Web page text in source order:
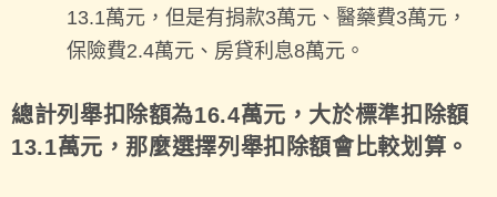
13.1萬元，但是有捐款3萬元、醫藥費3萬元，
保險費2.4萬元、房貸利息8萬元。
總計列舉扣除額為16.4萬元，大於標準扣除額
13.1萬元，那麼選擇列舉扣除額會比較划算。